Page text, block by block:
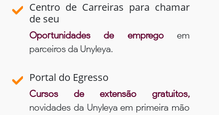
Centro de Carreiras para chamar
de seu
Oportunidades de empregoem
parceiros da Unyleya.
Portal do Egresso
Cursos de extensão gratuitos,
novidades da Unyleya em primeira mão